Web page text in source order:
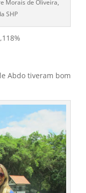
Morais de Oliveira,
SHP
Abdo tiveram bom